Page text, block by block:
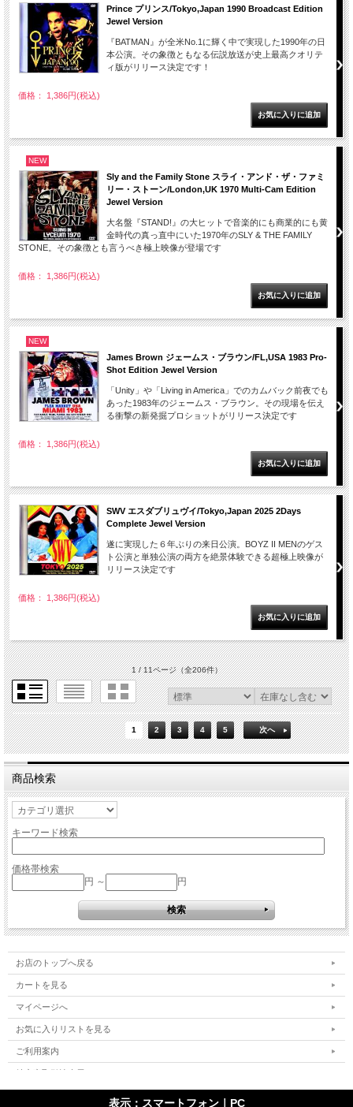
Prince プリンス/Tokyo,Japan 1990 Broadcast Edition
Jewel Version
『BATMAN』が全米No.1に輝く中で実現した1990年の日
本公演。その象徴ともなる伝説放送が史上最高クオリテ
ィ版がリリース決定です！
価格： 1,386円(税込)
NEW
Sly and the Family Stone スライ・アンド・ザ・ファミ
リー・ストーン/London,UK 1970 Multi-Cam Edition
Jewel Version
大名盤『STAND!』の大ヒットで音楽的にも商業的にも黄
金時代の真っ直中にいた1970年のSLY & THE FAMILY
STONE。その象徴とも言うべき極上映像が登場です
価格： 1,386円(税込)
NEW
James Brown ジェームス・ブラウン/FL,USA 1983 Pro-
Shot Edition Jewel Version
「Unity」や「Living in America」でのカムバック前夜でも
あった1983年のジェームス・ブラウン。その現場を伝え
る衝撃の新発掘プロショットがリリース決定です
価格： 1,386円(税込)
SWV エスダブリュヴイ/Tokyo,Japan 2025 2Days
Complete Jewel Version
遂に実現した６年ぶりの来日公演。BOYZ II MENのゲス
ト公演と単独公演の両方を絶景体験できる超極上映像が
リリース決定です
価格： 1,386円(税込)
1 / 11ページ（全206件）
1 2 3 4 5 次へ
商品検索
キーワード検索
価格帯検索
円 ～
円
お店のトップへ戻る
カートを見る
マイページへ
お気に入りリストを見る
ご利用案内
特定商取引法表示
表示：スマートフォン｜ PC